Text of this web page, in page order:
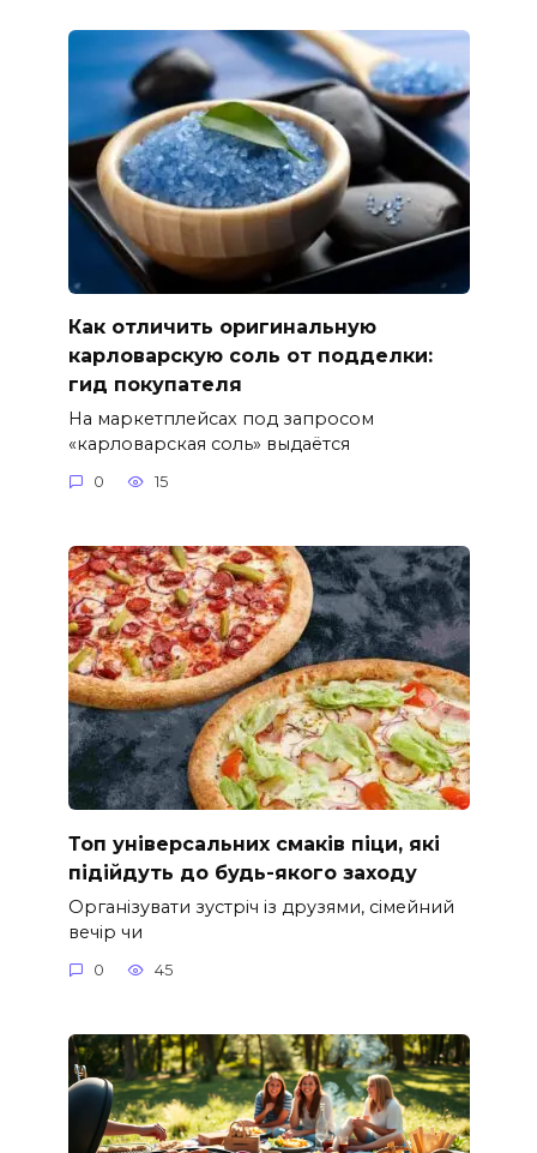
Как отличить оригинальную
карловарскую соль от подделки:
гид покупателя
На маркетплейсах под запросом
«карловарская соль» выдаётся
0 15
Топ універсальних смаків піци, які
підійдуть до будь-якого заходу
Організувати зустріч із друзями, сімейний
вечір чи
0 45